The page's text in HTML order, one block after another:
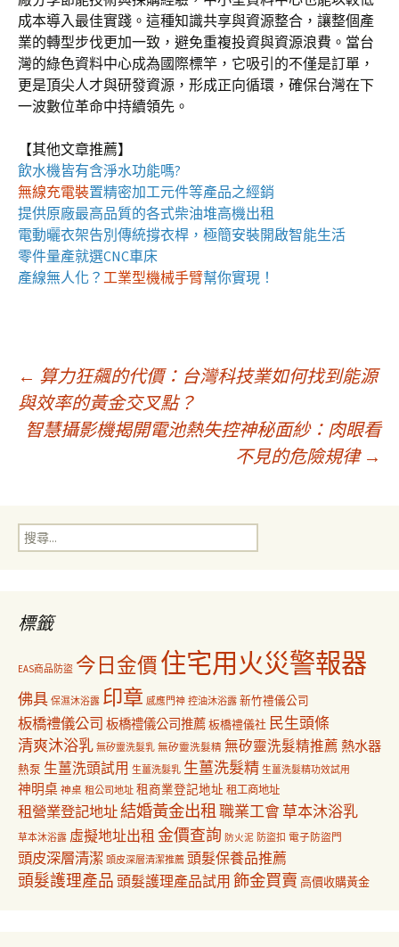
成本導入最佳實踐。這種知識共享與資源整合，讓整個產
業的轉型步伐更加一致，避免重複投資與資源浪費。當台
灣的綠色資料中心成為國際標竿，它吸引的不僅是訂單，
更是頂尖人才與研發資源，形成正向循環，確保台灣在下
一波數位革命中持續領先。
【其他文章推薦】
飲水機皆有含淨水功能嗎?
無線充電裝置精密加工元件等產品之經銷
提供原廠最高品質的各式柴油堆高機出租
電動曬衣架告別傳統撐衣桿，極簡安裝開啟智能生活
零件量產就選CNC車床
產線無人化？ 工業型機械手臂幫你實現！
文
章
覽
← 算力狂飆的代價：台灣科技業如何找到能源
與效率的黃金交叉點？
智慧攝影機揭開電池熱失控神秘面紗：肉眼看
不見的危險規律 →
搜
尋
標籤
EAS商品防盜 今日金價住宅用火災警報器
佛具 保濕沐浴露 印章 感應門神 控油沐浴露 新竹禮儀公司
板橋禮儀公司 板橋禮儀公司推薦板橋禮儀社 民生頭條
清爽沐浴乳 無矽靈洗髮乳 無矽靈洗髮精 無矽靈洗髮精推薦 熱水器
熱泵 生薑洗頭試用 生薑洗髮乳 生薑洗髮精 生薑洗髮精功效試用
神明桌 神桌 租公司地址 租商業登記地址 租工商地址
租營業登記地址結婚黃金出租職業工會草本沐浴乳
草本沐浴露 虛擬地址出租 金價查詢 防火泥 防盜扣 電子防盜門
頭皮深層清潔 頭皮深層清潔推薦 頭髮保養品推薦
頭髮護理產品 頭髮護理產品試用 飾金買賣 高價收購黃金